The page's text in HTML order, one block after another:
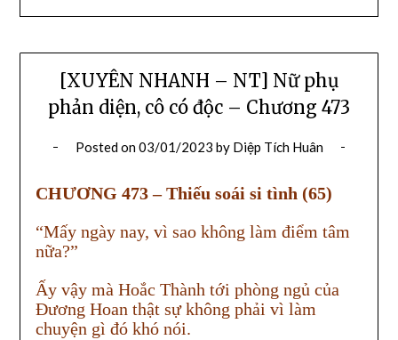
[XUYÊN NHANH – NT] Nữ phụ
phản diện, cô có độc – Chương 473
Posted on03/01/2023 by Diệp Tích Huân
CHƯƠNG 473 – Thiếu soái si tình (65)
“Mấy ngày nay, vì sao không làm điểm tâm
nữa?”
Ấy vậy mà Hoắc Thành tới phòng ngủ của
Đương Hoan thật sự không phải vì làm
chuyện gì đó khó nói.